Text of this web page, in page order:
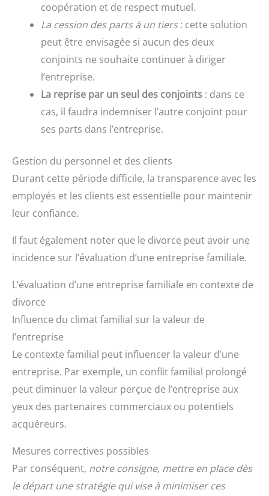
coopération et de respect mutuel.
La cession des parts à un tiers: cette solution
peut être envisagée si aucun des deux
conjoints ne souhaite continuer à diriger
l’entreprise.
La reprise par un seul des conjoints : dans ce
cas, il faudra indemniser l’autre conjoint pour
ses parts dans l’entreprise.
Gestion du personnel et des clients
Durant cette période difficile, la transparence avec les
employés et les clients est essentielle pour maintenir
leur confiance.
Il faut également noter que le divorce peut avoir une
incidence sur l’évaluation d’une entreprise familiale.
L’évaluation d’une entreprise familiale en contexte de
divorce
Influence du climat familial sur la valeur de
l’entreprise
Le contexte familial peut influencer la valeur d’une
entreprise. Par exemple, un conflit familial prolongé
peut diminuer la valeur perçue de l’entreprise aux
yeux des partenaires commerciaux ou potentiels
acquéreurs.
Mesures correctives possibles
Par conséquent, notre consigne, mettre en place dès
le départ une stratégie qui vise à minimiser ces